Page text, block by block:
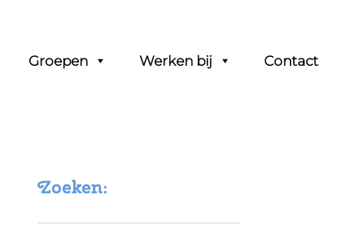
Groepen Werken bij Contact
Zoeken: